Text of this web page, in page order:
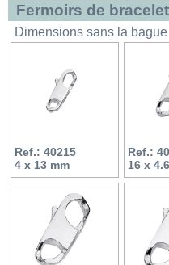
Fermoirs de
Dimensions sans la bague
Ref.: 40215
4 x 13 mm
Ref.:
16 x